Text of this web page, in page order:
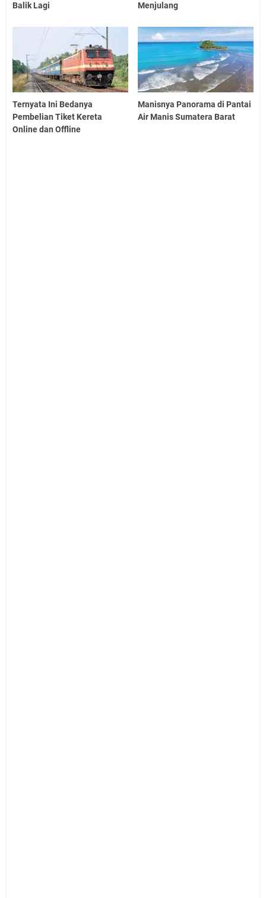
Balik Lagi
Menjulang
Ternyata Ini Bedanya
Pembelian Tiket Kereta
Online dan Offline
Manisnya Panorama di Pantai
Air Manis Sumatera Barat